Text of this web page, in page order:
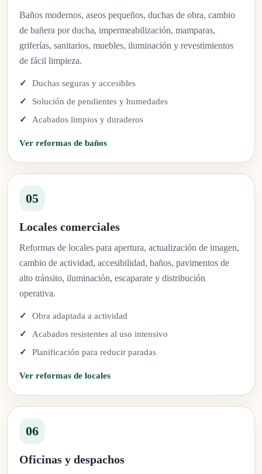
Baños modernos, aseos pequeños, duchas de obra, cambio
de bañera por ducha, impermeabilización, mamparas,
griferías, sanitarios, muebles, iluminación y revestimientos
de fácil limpieza.
Duchas seguras y accesibles
Solución de pendientes y humedades
Acabados limpios y duraderos
Ver reformas de baños
05
Locales comerciales
Reformas de locales para apertura, actualización de imagen,
cambio de actividad, accesibilidad, baños, pavimentos de
alto tránsito, iluminación, escaparate y distribución
operativa.
Obra adaptada a actividad
Acabados resistentes al uso intensivo
Planificación para reducir paradas
Ver reformas de locales
06
Oficinas y despachos